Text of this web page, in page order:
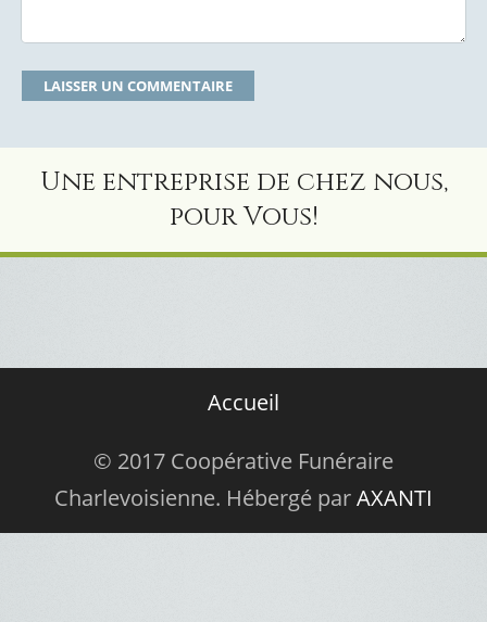
Une entreprise de chez nous,
pour Vous!
Accueil
© 2017 Coopérative Funéraire
Charlevoisienne. Hébergé parAXANTI